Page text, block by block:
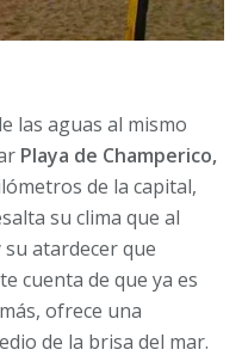
las aguas al mismo
Playa de Champerico,
de la capital,
su clima que al
atardecer que
cuenta de que ya es
ofrece una
de la brisa del mar.